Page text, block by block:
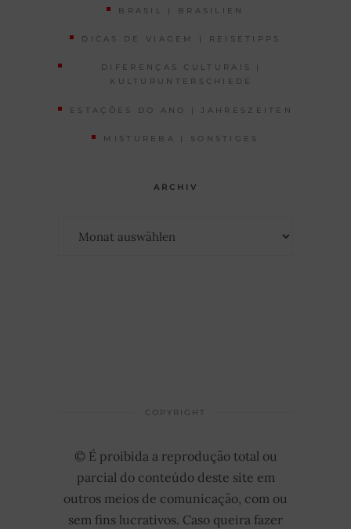
BRASIL | BRASILIEN
DICAS DE VIAGEM | REISETIPPS
DIFERENÇAS CULTURAIS |
KULTURUNTERSCHIEDE
ESTAÇÕES DO ANO | JAHRESZEITEN
MISTUREBA | SONSTIGES
ARCHIV
COPYRIGHT
© É proibida a reprodução total ou
parcial do conteúdo deste site em
outros meios de comunicação, com ou
sem fins lucrativos. Caso queira fazer